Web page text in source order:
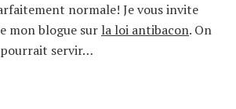
normale! Je vous invite
mon blogue sur la loi antibacon. On
pourrait servir…